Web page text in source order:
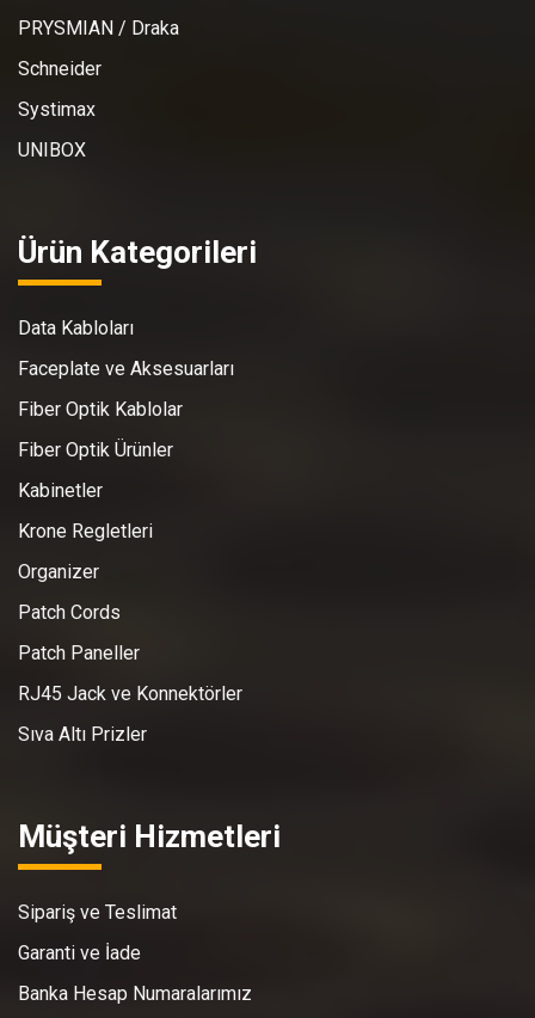
PRYSMIAN / Draka
Schneider
Systimax
UNIBOX
Ürün Kategorileri
Data Kabloları
Faceplate ve Aksesuarları
Fiber Optik Kablolar
Fiber Optik Ürünler
Kabinetler
Krone Regletleri
Organizer
Patch Cords
Patch Paneller
RJ45 Jack ve Konnektörler
Sıva Altı Prizler
Müşteri Hizmetleri
Sipariş ve Teslimat
Garanti ve İade
Banka Hesap Numaralarımız